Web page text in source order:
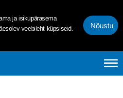
ja isikupärasema
veebileht küpsiseid.
Nõustu